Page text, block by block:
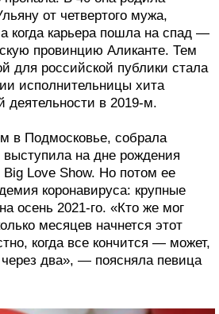
от четвертого мужа,
а когда карьера пошла на спад —
провинцию Аликанте. Тем
для российской публики стала
исполнительницы хита
деятельности в 2019-м.
в Подмосковье, собрала
на дне рождения
Love Show. Но потом ее
коронавируса: крупные
осень 2021-го. «Кто же мог
месяцев начнется этот
когда все кончится — может,
два», — поясняла певица